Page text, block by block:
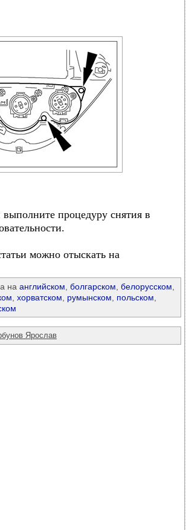
процедуру снятия в
можно отыскать на
на английском болгарском белорусском
хорватском румынском польском
Ярослав